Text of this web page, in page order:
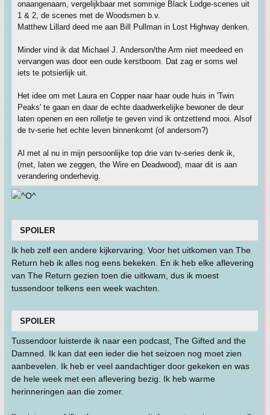
onaangenaam, vergelijkbaar met sommige Black Lodge-scenes uit
1 & 2, de scenes met de Woodsmen b.v.
Matthew Lillard deed me aan Bill Pullman in Lost Highway denken.
Minder vind ik dat Michael J. Anderson/the Arm niet meedeed en
vervangen was door een oude kerstboom. Dat zag er soms wel
iets te potsierlijk uit.
Het idee om met Laura en Copper naar haar oude huis in 'Twin
Peaks' te gaan en daar de echte daadwerkelijke bewoner de deur
laten openen en een rolletje te geven vind ik ontzettend mooi. Alsof
de tv-serie het echte leven binnenkomt (of andersom?)
Al met al nu in mijn persoonlijke top drie van tv-series denk ik,
(met, laten we zeggen, the Wire en Deadwood), maar dit is aan
verandering onderhevig.
SPOILER
Ik heb zelf een andere kijkervaring. Voor het uitkomen van The
Return heb ik alles nog eens bekeken. En ik heb elke aflevering
van The Return gezien toen die uitkwam, dus ik moest
tussendoor telkens een week wachten.
SPOILER
Tussendoor luisterde ik naar een podcast, The Gifted and the
Damned. Ik kan dat een ieder die het seizoen nog moet zien
aanbevelen. Ik heb er veel aandachtiger door gekeken en was
de hele week met een aflevering bezig. Ik heb warme
herinneringen aan die zomer.